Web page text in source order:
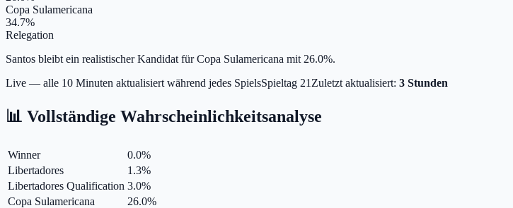
Copa Sulamericana
34.7%
Relegation
Santos bleibt ein realistischer Kandidat für Copa Sulamericana mit 26.0%.
Live — alle 10 Minuten aktualisiert während jedes SpielsSpieltag 21 Zuletzt aktualisiert: 3 Stunden
📊 Vollständige Wahrscheinlichkeitsanalyse
Winner 0.0%
Libertadores
1.3%
Libertadores Qualification 3.0%
Copa Sulamericana
26.0%